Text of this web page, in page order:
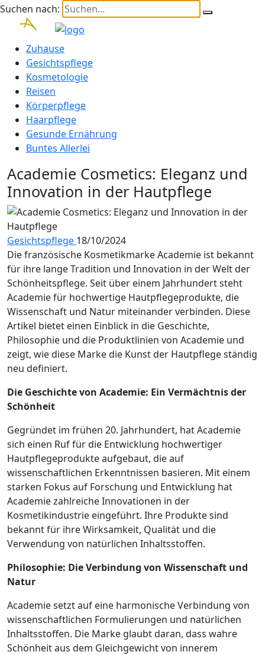
Suchen nach:
Zuhause
Gesichtspflege
Kosmetologie
Reisen
Körperpflege
Haarpflege
Gesunde Ernährung
Buntes Allerlei
Academie Cosmetics: Eleganz und
Innovation in der Hautpflege
Gesichtspflege 18/10/2024
Die französische Kosmetikmarke Academie ist bekannt
für ihre lange Tradition und Innovation in der Welt der
Schönheitspflege. Seit über einem Jahrhundert steht
Academie für hochwertige Hautpflegeprodukte, die
Wissenschaft und Natur miteinander verbinden. Diese
Artikel bietet einen Einblick in die Geschichte,
Philosophie und die Produktlinien von Academie und
zeigt, wie diese Marke die Kunst der Hautpflege ständig
neu definiert.
Die Geschichte von Academie: Ein Vermächtnis der
Schönheit
Gegründet im frühen 20. Jahrhundert, hat Academie
sich einen Ruf für die Entwicklung hochwertiger
Hautpflegeprodukte aufgebaut, die auf
wissenschaftlichen Erkenntnissen basieren. Mit einem
starken Fokus auf Forschung und Entwicklung hat
Academie zahlreiche Innovationen in der
Kosmetikindustrie eingeführt. Ihre Produkte sind
bekannt für ihre Wirksamkeit, Qualität und die
Verwendung von natürlichen Inhaltsstoffen.
Philosophie: Die Verbindung von Wissenschaft und
Natur
Academie setzt auf eine harmonische Verbindung von
wissenschaftlichen Formulierungen und natürlichen
Inhaltsstoffen. Die Marke glaubt daran, dass wahre
Schönheit aus dem Gleichgewicht von innerem